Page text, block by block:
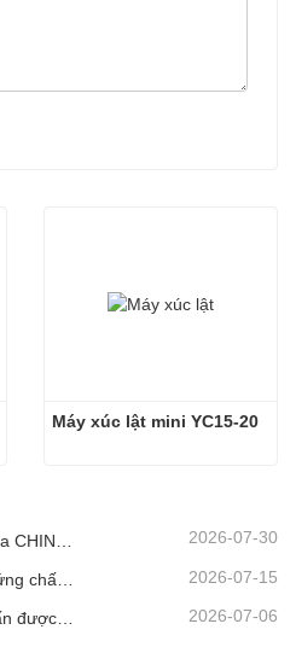
Máy xúc lật mini YC15-20
2026-07-30
2026-07-15
Máy xúc mini 1,2 tấn và 1,5 tấn được vận chuyển trong container hôm nay 2026-07-06